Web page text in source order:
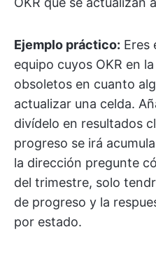
Ejemplo práctico: Eres
equipo cuyos OKR en
obsoletos en cuanto
actualizar una celda.
divídelo en resultados
progreso se irá
la dirección pregunte
del trimestre, solo
de progreso y la
por estado.